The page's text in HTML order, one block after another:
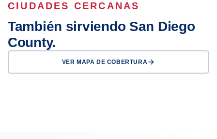
CIUDADES CERCANAS
También sirviendo San Diego
County.
VER MAPA DE COBERTURA